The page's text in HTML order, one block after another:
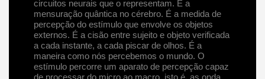
circuitos neurais que o representam. É a
mensuração quântica no cérebro. É a medida de
percepção do estímulo que envolve os objetos
externos. É a cisão entre sujeito e objeto verificada
a cada instante, a cada piscar de olhos. É a
maneira como nós percebemos o mundo. O
estímulo percorre um aparato de percepção capaz
de processar do micro ao macro, isto é, as onda